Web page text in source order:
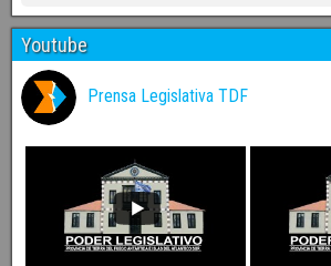
Youtube
Prensa Legislativa TDF